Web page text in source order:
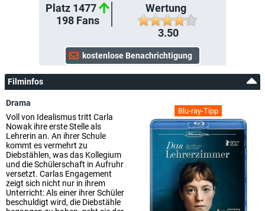
Platz 1477
198Fans
Wertung
3.50
Filminfos
Blu-ray-Tipp
Drama
Voll von Idealismus tritt Carla
Nowak ihre erste Stelle als
Lehrerin an. An ihrer Schule
kommt es vermehrt zu
Diebstählen, was das Kollegium
und die Schülerschaft in Aufruhr
versetzt. Carlas Engagement
zeigt sich nicht nur in ihrem
Unterricht: Als einer ihrer Schüler
beschuldigt wird, die Diebstähle